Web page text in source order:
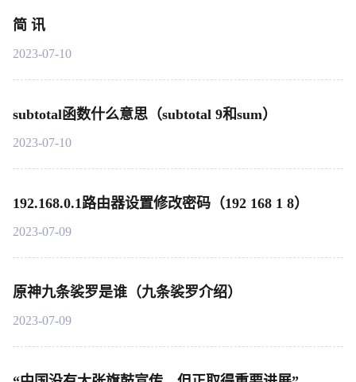
简 讯
2023-07-10
subtotal函数什么意思（subtotal 9和sum）
2023-07-10
192.168.0.1路由器设置修改密码（192 168 1 8）
2023-07-09
原神九条裟罗是谁（九条裟罗介绍）
2023-07-09